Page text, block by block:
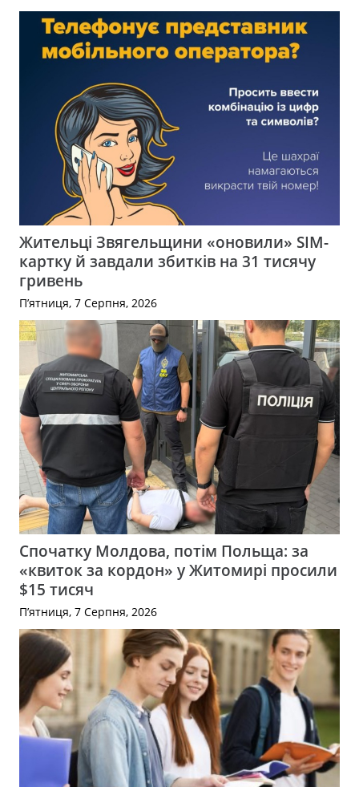
Жительці Звягельщини «оновили» SIM-
картку й завдали збитків на 31 тисячу
гривень
П’ятниця, 7 Серпня, 2026
Спочатку Молдова, потім Польща: за
«квиток за кордон» у Житомирі просили
$15 тисяч
П’ятниця, 7 Серпня, 2026